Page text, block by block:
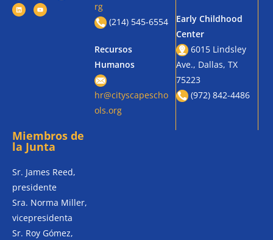
rg
(214) 545-6554
Recursos
Humanos
hr@cityscapescho
ols.org
Early Childhood
Center
6015 Lindsley
Ave., Dallas, TX
75223
(972) 842-4486
Miembros de
la Junta
Sr. James Reed,
presidente
Sra. Norma Miller,
vicepresidenta
Sr. Roy Gómez,